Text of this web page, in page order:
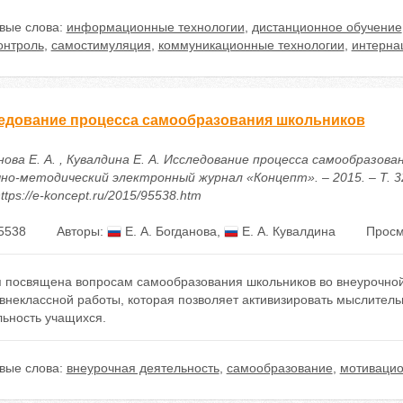
слова: информационные технологии дистанционное обучение
, самостимуляция коммуникационные технологии
процесса самообразования школьников
Е. А. , Кувалдина Е. А. Исследование процесса
методический электронный журнал «Концепт». – 2015. – Т.
e-koncept.ru/2015/95538.htm
Авторы: Е. А. Богданова Е. А. Кувалдина
посвящена вопросам самообразования школьников во
работы, которая позволяет активизировать
учащихся.
слова: внеурочная деятельность, самообразование